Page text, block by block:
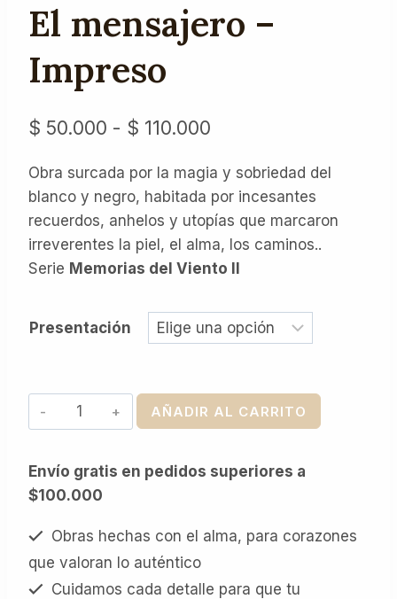
El mensajero –
Impreso
$ 50.000 - $ 110.000
precios:
desde
$ 50.000
hasta
$ 110.000
Obra surcada por la magia y sobriedad del
blanco y negro, habitada por incesantes
recuerdos, anhelos y utopías que marcaron
irreverentes la piel, el alma, los caminos..
Serie Memorias del Viento II
Presentación
mensajero
Impreso
cantidad
AÑADIR AL CARRITO
Envío gratis en pedidos superiores a
$100.000
Obras hechas con el alma, para corazones
que valoran lo auténtico
Cuidamos cada detalle para que tu